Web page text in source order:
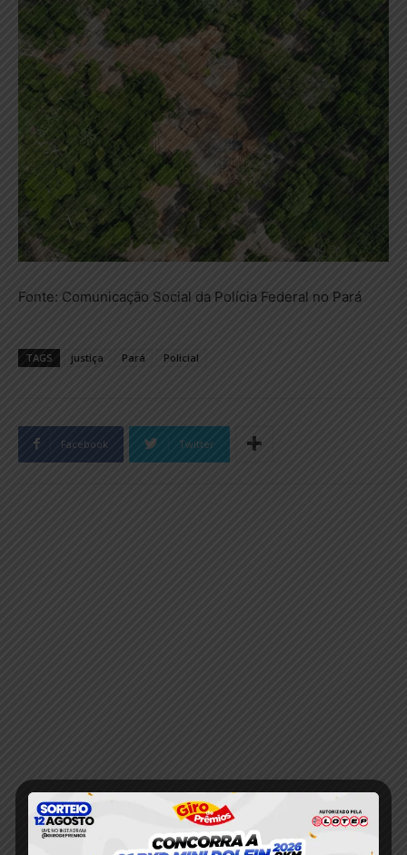
Fonte: Comunicação Social da Polícia Federal no Pará
TAGS justiça Pará Policial
Facebook Twitter